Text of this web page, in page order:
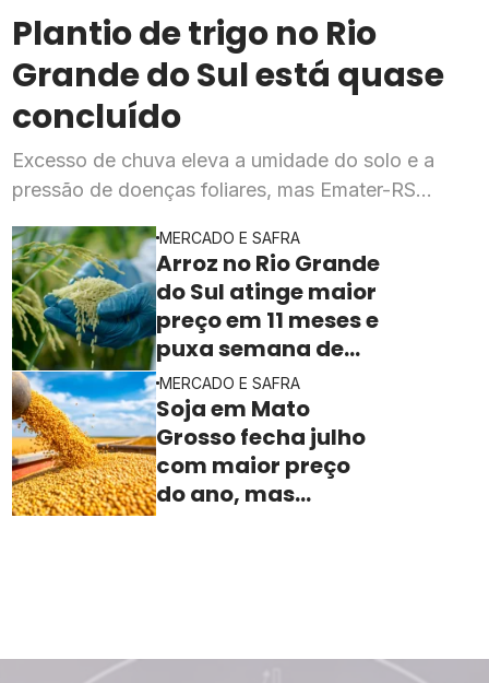
Plantio de trigo no Rio
Grande do Sul está quase
concluído
Excesso de chuva eleva a umidade do solo e a
pressão de doenças foliares, mas Emater-RS
previsto para a safra 2026
MERCADO E SAFRA
Arroz no Rio Grande
do Sul atinge maior
preço em 11 meses e
puxa semana de
valorização no
campo
MERCADO E SAFRA
Soja em Mato
Grosso fecha julho
com maior preço
do ano, mas